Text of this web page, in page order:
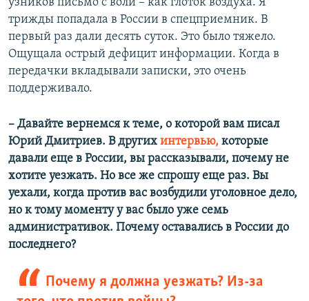
узников письмо с воли – как глоток воздуха. Я
трижды попадала в России в спецприемник. В
первый раз дали десять суток. Это было тяжело.
Ощущала острый дефицит информации. Когда в
передачки вкладывали записки, это очень
поддерживало.
– Давайте вернемся к теме, о которой вам писал
Юрий Дмитриев. В других интервью, которые
давали еще в России, вы рассказывали, почему не
хотите уезжать. Но все же спрошу еще раз. Вы
уехали, когда против вас возбудили уголовное дело,
но к тому моменту у вас было уже семь
административок. Почему оставались в России до
последнего?
Почему я должна уезжать? Из-за